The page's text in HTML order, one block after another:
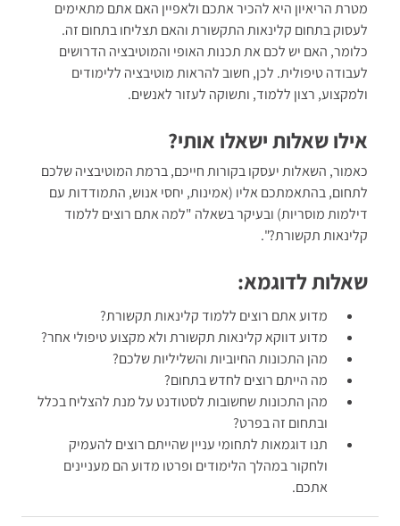
מטרת הריאיון היא להכיר אתכם ולאפיין האם אתם מתאימים
לעסוק בתחום קלינאות התקשורת והאם תצליחו בתחום זה.
כלומר, האם יש לכם את תכנות האופי והמוטיבציה הדרושים
לעבודה טיפולית. לכן, חשוב להראות מוטיבציה ללימודים
ולמקצוע, רצון ללמוד, ותשוקה לעזור לאנשים.
אילו שאלות ישאלו אותי?
כאמור, השאלות יעסקו בקורות חייכם, ברמת המוטיבציה שלכם
לתחום, בהתאמתכם אליו (אמינות, יחסי אנוש, התמודדות עם
דילמות מוסריות) ובעיקר בשאלה "למה אתם רוצים ללמוד
קלינאות תקשורת?".
שאלות לדוגמא:
מדוע אתם רוצים ללמוד קלינאות תקשורת?
מדוע דווקא קלינאות תקשורת ולא מקצוע טיפולי אחר?
מהן התכונות החיוביות והשליליות שלכם?
מה הייתם רוצים לחדש בתחום?
מהן התכונות שחשובות לסטודנט על מנת להצליח בכלל
ובתחום זה בפרט?
תנו דוגמאות לתחומי עניין שהייתם רוצים להעמיק
ולחקור במהלך הלימודים ופרטו מדוע הם מעניינים
אתכם.